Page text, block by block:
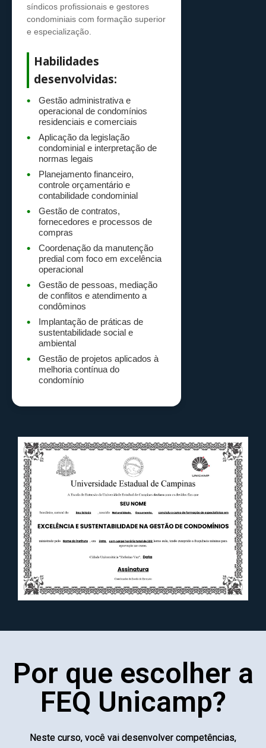
síndicos profissionais e gestores
condominiais com formação superior
e especialização.
Habilidades
desenvolvidas:
Gestão administrativa e
operacional de condomínios
residenciais e comerciais
Aplicação da legislação
condominial e interpretação de
normas legais
Planejamento financeiro,
controle orçamentário e
contabilidade condominial
Gestão de contratos,
fornecedores e processos de
compras
Coordenação da manutenção
predial com foco em excelência
operacional
Gestão de pessoas, mediação
de conflitos e atendimento a
condôminos
Implantação de práticas de
sustentabilidade social e
ambiental
Gestão de projetos aplicados à
melhoria contínua do
condomínio
Por que escolher a
FEQ Unicamp?
Neste curso, você vai desenvolver competências,